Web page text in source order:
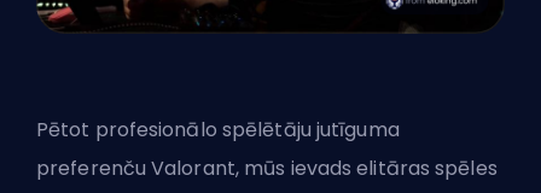
Pētot profesionālo spēlētāju jutīguma
preferenču Valorant, mūs ievads elitāras spēles